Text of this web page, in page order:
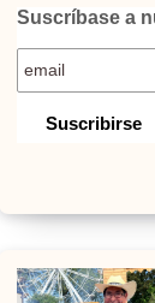
Suscríbase a